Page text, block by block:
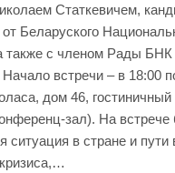
Статкевичем,
Беларуского
также с членом Рады БНК
встречи – в 18:00
дом 46, гостиничный
зал). На встрече
ситуация в стране и пути